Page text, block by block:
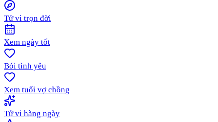
Tử vi trọn đời
Xem ngày tốt
Bói tình yêu
Xem tuổi vợ chồng
Tử vi hàng ngày